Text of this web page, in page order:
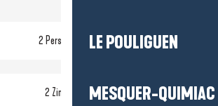
LE POULIGUEN
MESQUER-QUIMIAC
2 Person(en)
2 Zimmer